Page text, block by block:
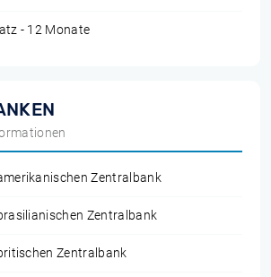
- 12 Monate
Zentralbank
Zentralbank
Zentralbank